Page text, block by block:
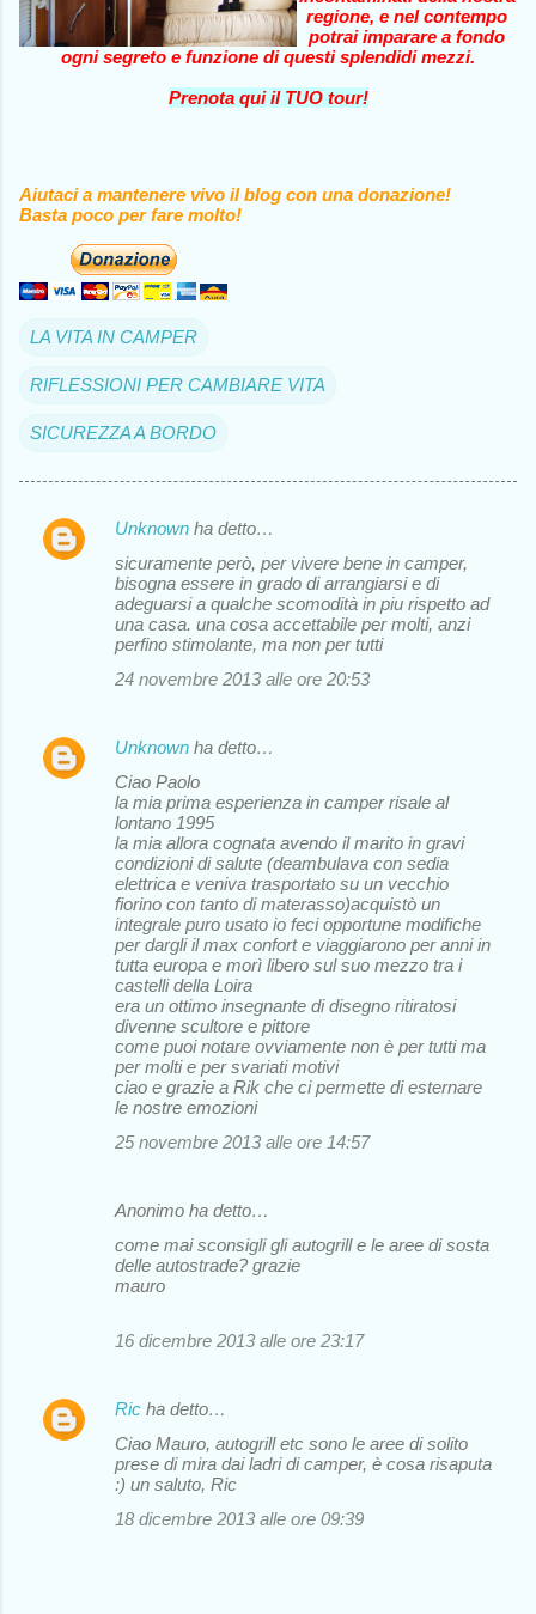
regione, e nel contempo
potrai imparare a fondo
ogni segreto e funzione di questi splendidi mezzi.
Prenota qui il TUO tour!
Aiutaci a mantenere vivo il blog con una donazione!
Basta poco per fare molto!
LA VITA IN CAMPER
RIFLESSIONI PER CAMBIARE VITA
SICUREZZA A BORDO
C
t
i
Unknown ha detto…
sicuramente però, per vivere bene in camper,
bisogna essere in grado di arrangiarsi e di
adeguarsi a qualche scomodità in piu rispetto ad
una casa. una cosa accettabile per molti, anzi
perfino stimolante, ma non per tutti
24 novembre 2013 alle ore 20:53
Unknown ha detto…
Ciao Paolo
la mia prima esperienza in camper risale al
lontano 1995
la mia allora cognata avendo il marito in gravi
condizioni di salute (deambulava con sedia
elettrica e veniva trasportato su un vecchio
fiorino con tanto di materasso)acquistò un
integrale puro usato io feci opportune modifiche
per dargli il max confort e viaggiarono per anni in
tutta europa e morì libero sul suo mezzo tra i
castelli della Loira
era un ottimo insegnante di disegno ritiratosi
divenne scultore e pittore
come puoi notare ovviamente non è per tutti ma
per molti e per svariati motivi
ciao e grazie a Rik che ci permette di esternare
le nostre emozioni
25 novembre 2013 alle ore 14:57
Anonimo ha detto…
come mai sconsigli gli autogrill e le aree di sosta
delle autostrade? grazie
mauro
16 dicembre 2013 alle ore 23:17
Ric ha detto…
Ciao Mauro, autogrill etc sono le aree di solito
prese di mira dai ladri di camper, è cosa risaputa
:) un saluto, Ric
18 dicembre 2013 alle ore 09:39